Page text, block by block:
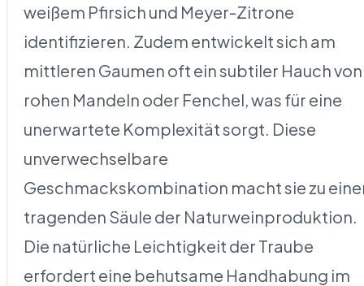
weißem Pfirsich und Meyer-Zitrone
identifizieren. Zudem entwickelt sich am
mittleren Gaumen oft ein subtiler Hauch von
rohen Mandeln oder Fenchel, was für eine
unerwartete Komplexität sorgt. Diese
unverwechselbare
Geschmackskombination macht sie zu
tragenden Säule der Naturweinproduktion.
Die natürliche Leichtigkeit der Traube
erfordert eine behutsame Handhabung im